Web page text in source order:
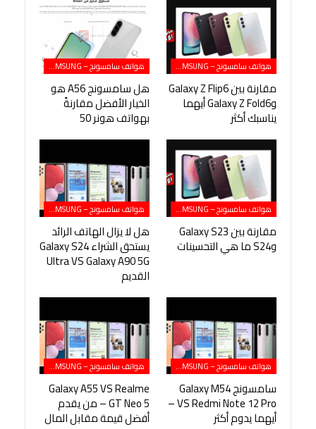
هواتف سامسونج – SAMSUNG
مقارنة بين Galaxy Z Flip6
وGalaxy Z Fold6 أيهما
يناسبك أكثر
هواتف سامسونج – SAMSUNG
هل سامسونج A56 هو
الخيار الأفضل مقارنةً
بهواتف هونر 50
هواتف سامسونج – SAMSUNG
مقارنة بين Galaxy S23
وS24 ما هي التحسينات
هواتف سامسونج – SAMSUNG
هل لا يزال الهاتف الرائد
يستحق الشراء Galaxy S24
Ultra VS Galaxy A90 5G
القديم
هواتف سامسونج – SAMSUNG
سامسونج Galaxy M54
VS Redmi Note 12 Pro –
أيهما يدوم أكثر
هواتف سامسونج – SAMSUNG
Galaxy A55 VS Realme
GT Neo 5 – من يقدم
أفضل قيمة مقابل المال